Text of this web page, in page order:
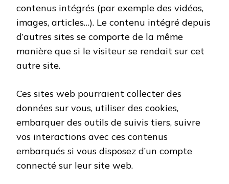
contenus intégrés (par exemple des vidéos,
images, articles…). Le contenu intégré depuis
d’autres sites se comporte de la même
manière que si le visiteur se rendait sur cet
autre site.
Ces sites web pourraient collecter des
données sur vous, utiliser des cookies,
embarquer des outils de suivis tiers, suivre
vos interactions avec ces contenus
embarqués si vous disposez d’un compte
connecté sur leur site web.